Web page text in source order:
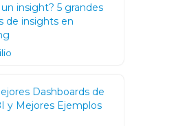
insight? 5 grandes
de insights en
Dashboards de
y Mejores Ejemplos